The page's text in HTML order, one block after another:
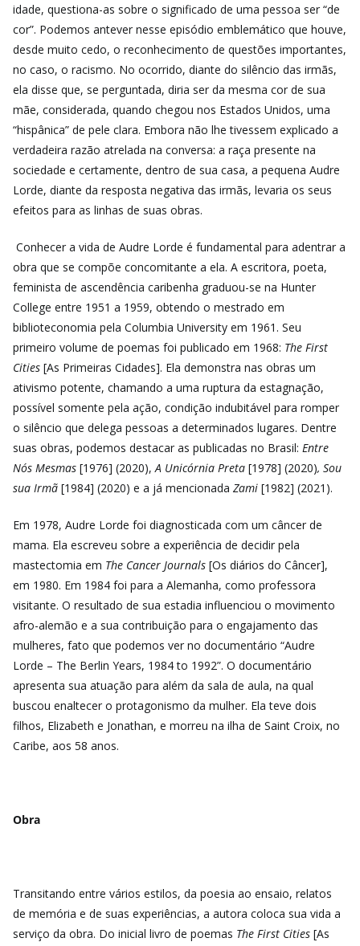
idade, questiona-as sobre o significado de uma pessoa ser “de
cor”. Podemos antever nesse episódio emblemático que houve,
desde muito cedo, o reconhecimento de questões importantes,
no caso, o racismo. No ocorrido, diante do silêncio das irmãs,
ela disse que, se perguntada, diria ser da mesma cor de sua
mãe, considerada, quando chegou nos Estados Unidos, uma
“hispânica” de pele clara. Embora não lhe tivessem explicado a
verdadeira razão atrelada na conversa: a raça presente na
sociedade e certamente, dentro de sua casa, a pequena Audre
Lorde, diante da resposta negativa das irmãs, levaria os seus
efeitos para as linhas de suas obras.
Conhecer a vida de Audre Lorde é fundamental para adentrar a
obra que se compõe concomitante a ela. A escritora, poeta,
feminista de ascendência caribenha graduou-se na Hunter
College entre 1951 a 1959, obtendo o mestrado em
biblioteconomia pela Columbia University em 1961. Seu
primeiro volume de poemas foi publicado em 1968: The First
Cities [As Primeiras Cidades]. Ela demonstra nas obras um
ativismo potente, chamando a uma ruptura da estagnação,
possível somente pela ação, condição indubitável para romper
o silêncio que delega pessoas a determinados lugares. Dentre
suas obras, podemos destacar as publicadas no Brasil: Entre
Nós Mesmas [1976] (2020), A Unicórnia Preta [1978] (2020), Sou
sua Irmã [1984] (2020) e a já mencionada Zami [1982] (2021).
Em 1978, Audre Lorde foi diagnosticada com um câncer de
mama. Ela escreveu sobre a experiência de decidir pela
mastectomia em The Cancer Journals [Os diários do Câncer],
em 1980. Em 1984 foi para a Alemanha, como professora
visitante. O resultado de sua estadia influenciou o movimento
afro-alemão e a sua contribuição para o engajamento das
mulheres, fato que podemos ver no documentário “Audre
Lorde – The Berlin Years, 1984 to 1992”. O documentário
apresenta sua atuação para além da sala de aula, na qual
buscou enaltecer o protagonismo da mulher. Ela teve dois
filhos, Elizabeth e Jonathan, e morreu na ilha de Saint Croix, no
Caribe, aos 58 anos.
Obra
Transitando entre vários estilos, da poesia ao ensaio, relatos
de memória e de suas experiências, a autora coloca sua vida a
serviço da obra. Do inicial livro de poemas The First Cities [As